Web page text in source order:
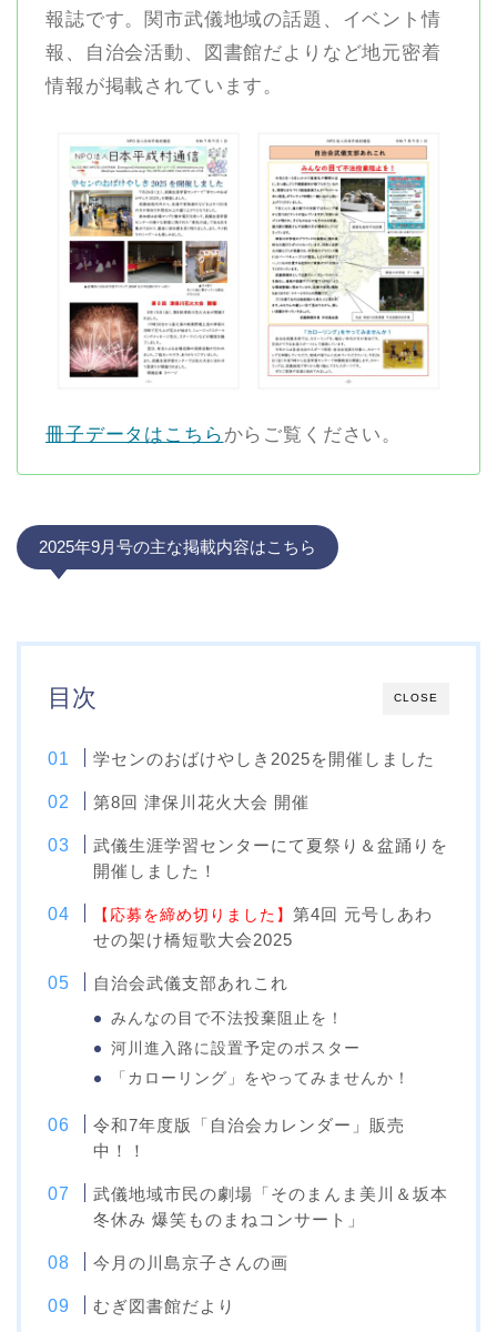
報誌です。関市武儀地域の話題、イベント情
報、自治会活動、図書館だよりなど地元密着
情報が掲載されています。
冊子データはこちら からご覧ください。
2025年9月号の主な掲載内容はこちら
CLOSE
目次
学センのおばけやしき2025を開催しました
第8回 津保川花火大会 開催
武儀生涯学習センターにて夏祭り＆盆踊りを
開催しました！
【応募を締め切りました】第4回 元号しあわ
せの架け橋短歌大会2025
自治会武儀支部あれこれ
みんなの目で不法投棄阻止を！
河川進入路に設置予定のポスター
「カローリング」をやってみませんか！
令和7年度版「自治会カレンダー」販売
中！！
武儀地域市民の劇場「そのまんま美川＆坂本
冬休み 爆笑ものまねコンサート」
今月の川島京子さんの画
むぎ図書館だより